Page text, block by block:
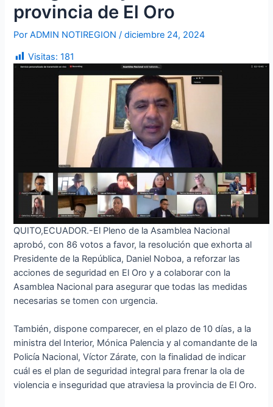
provincia de El Oro
PorADMIN NOTIREGION/diciembre 24, 2024
Visitas: 181
QUITO,ECUADOR.-El Pleno de la Asamblea Nacional
aprobó, con 86 votos a favor, la resolución que exhorta al
Presidente de la República, Daniel Noboa, a reforzar las
acciones de seguridad en El Oro y a colaborar con la
Asamblea Nacional para asegurar que todas las medidas
necesarias se tomen con urgencia.
También, dispone comparecer, en el plazo de 10 días, a la
ministra del Interior, Mónica Palencia y al comandante de la
Policía Nacional, Víctor Zárate, con la finalidad de indicar
cuál es el plan de seguridad integral para frenar la ola de
violencia e inseguridad que atraviesa la provincia de El Oro.